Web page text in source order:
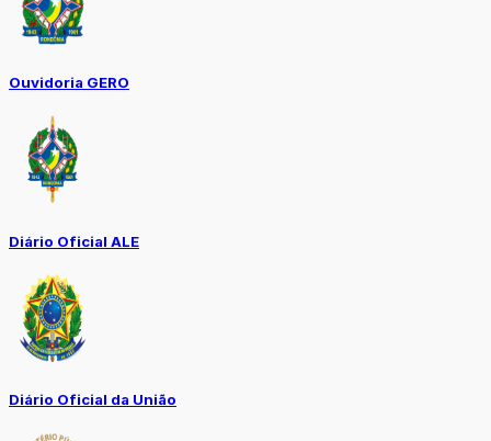
Ouvidoria GERO
Diário Oficial ALE
Diário Oficial da União